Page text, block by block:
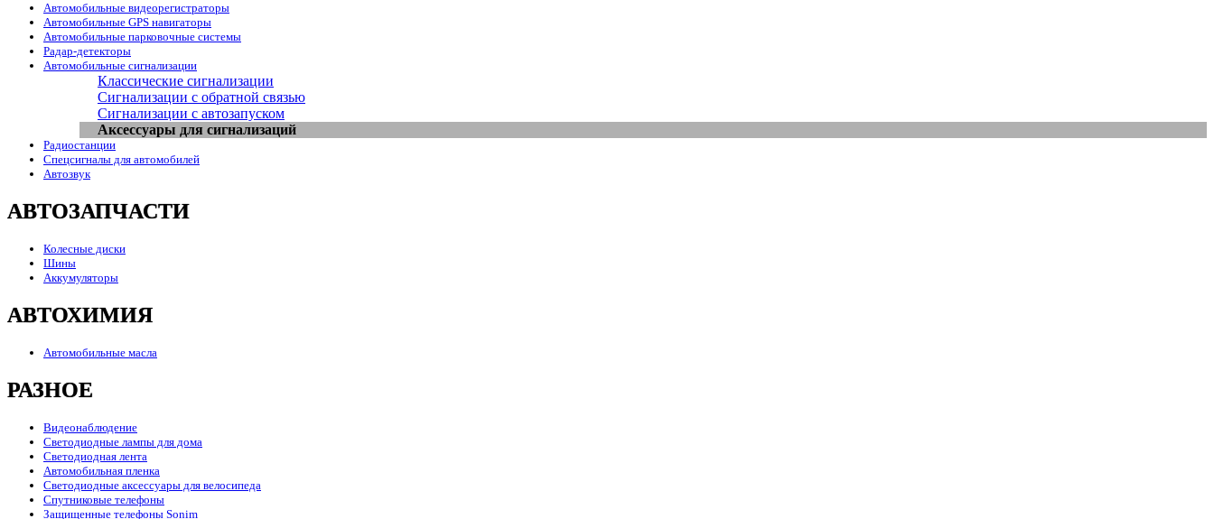
Автомобильные видеорегистраторы
Автомобильные GPS навигаторы
Автомобильные парковочные системы
Радар-детекторы
Автомобильные сигнализации
Классические сигнализации
Сигнализации с обратной связью
Сигнализации с автозапуском
Аксессуары для сигнализаций
Радиостанции
Спецсигналы для автомобилей
Автозвук
АВТОЗАПЧАСТИ
Колесные диски
Шины
Аккумуляторы
АВТОХИМИЯ
Автомобильные масла
РАЗНОЕ
Видеонаблюдение
Светодиодные лампы для дома
Светодиодная лента
Автомобильная пленка
Светодиодные аксессуары для велосипеда
Спутниковые телефоны
Защищенные телефоны Sonim